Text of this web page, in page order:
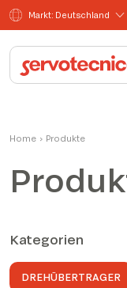
Markt: Deutschland
Home › Produkte
Kategorien
DREHÜBERTRAGER